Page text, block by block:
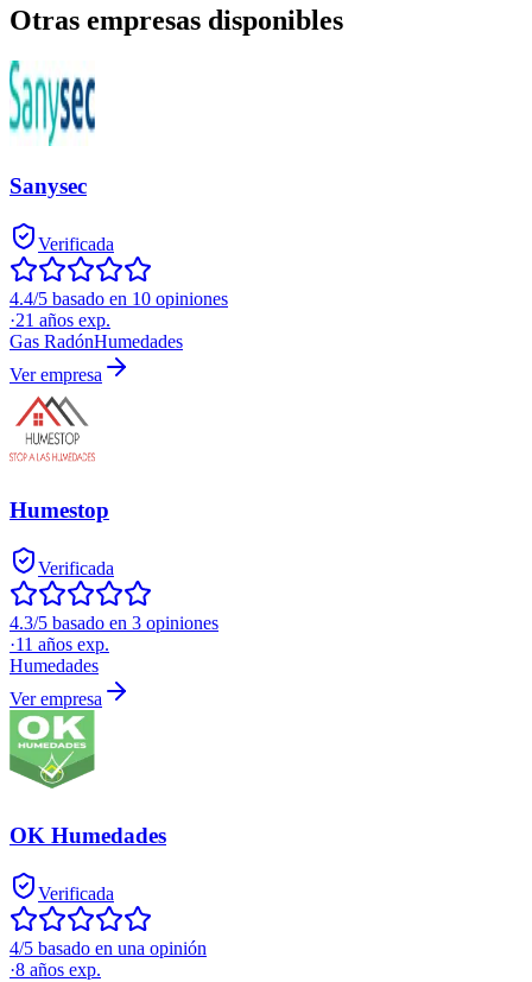
Otras empresas disponibles
Sanysec
Verificada
4.4/5 basado en 10 opiniones
·21 años exp.
Gas RadónHumedades
Ver empresa
Humestop
Verificada
4.3/5 basado en 3 opiniones
·11 años exp.
Humedades
Ver empresa
OK Humedades
Verificada
4/5 basado en una opinión
·8 años exp.